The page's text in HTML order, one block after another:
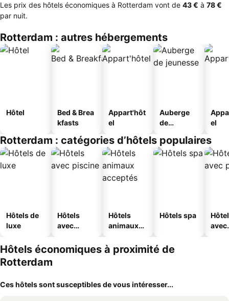
Les prix des hôtels économiques à Rotterdam vont de ‎43 € à ‎78 €
par nuit.
Rotterdam : autres hébergements
Hôtel
Bed & Brea
kfasts
Appart'hôt
el
Auberge
de
el
Rotterdam : catégories d’hôtels populaires
Hôtels de
luxe
Hôtels
avec
Hôtels
animaux
Hôtels spa
avec
Hôtels économiques à proximité de
Rotterdam
Ces hôtels sont susceptibles de vous intéresser...